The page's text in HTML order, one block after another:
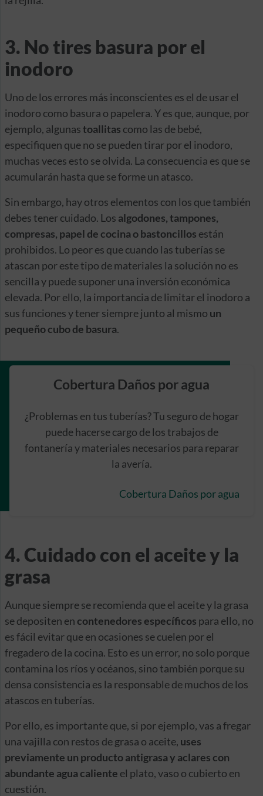
3. No tires basura por el
inodoro
Uno de los errores más inconscientes es el de usar el
inodoro como basura o papelera. Y es que, aunque, por
ejemplo, algunastoallitas como las de bebé,
especifiquen que no se pueden tirar por el inodoro,
muchas veces esto se olvida. La consecuencia es que se
acumularán hasta que se forme un atasco.
Sin embargo, hay otros elementos con los que también
debes tener cuidado. Los algodones, tampones,
compresas, papel de cocina o bastoncillos están
prohibidos. Lo peor es que cuando las tuberías se
atascan por este tipo de materiales la solución no es
sencilla y puede suponer una inversión económica
elevada. Por ello, la importancia de limitar el inodoro a
sus funciones y tener siempre junto al mismo un
pequeño cubo de basura.
Cobertura Daños por agua
¿Problemas en tus tuberías? Tu seguro de hogar
puede hacerse cargo de los trabajos de
fontanería y materiales necesarios para reparar
la avería.
Cobertura Daños por agua
4. Cuidado con el aceite y la
grasa
Aunque siempre se recomienda que el aceite y la grasa
se depositen en contenedores específicos para ello, no
es fácil evitar que en ocasiones se cuelen por el
fregadero de la cocina. Esto es un error, no solo porque
contamina los ríos y océanos, sino también porque su
densa consistencia es la responsable de muchos de los
atascos en tuberías.
Por ello, es importante que, si por ejemplo, vas a fregar
una vajilla con restos de grasa o aceite, uses
previamente un producto antigrasa y aclares con
abundante agua caliente el plato, vaso o cubierto en
cuestión.